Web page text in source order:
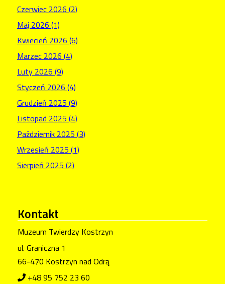
Czerwiec 2026 (2)
Maj 2026 (1)
Kwiecień 2026 (6)
Marzec 2026 (4)
Luty 2026 (9)
Styczeń 2026 (4)
Grudzień 2025 (9)
Listopad 2025 (4)
Październik 2025 (3)
Wrzesień 2025 (1)
Sierpień 2025 (2)
Kontakt
Muzeum Twierdzy Kostrzyn
ul. Graniczna 1
66-470 Kostrzyn nad Odrą
+48 95 752 23 60